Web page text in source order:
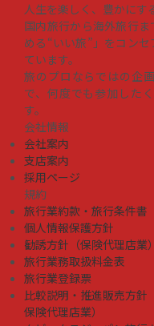
人生を楽しく、豊かにす
国内旅行から海外旅行
める“いい旅”」をコン
ています。
旅のプロならではの企
で、何度でも参加した
す。
会社情報
会社案内
支店案内
採用ページ
規約
旅行業約款・旅行条件書
個人情報保護方針
勧誘方針（保険代理店業）
旅行業務取扱料金表
旅行業登録票
比較説明・推進販売方針
保険代理店業）